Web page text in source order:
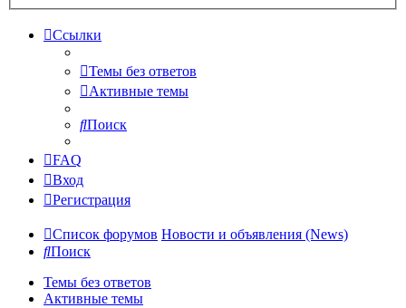
Ссылки
Темы без ответов
Активные темы
Поиск
FAQ
Вход
Регистрация
Список форумов Новости и объявления (News)
Поиск
Темы без ответов
Активные темы